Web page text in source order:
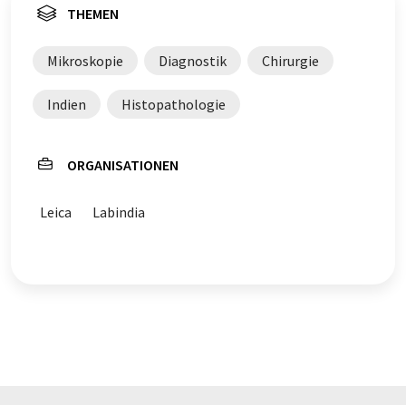
THEMEN
Mikroskopie Diagnostik Chirurgie
Indien Histopathologie
ORGANISATIONEN
Leica Labindia